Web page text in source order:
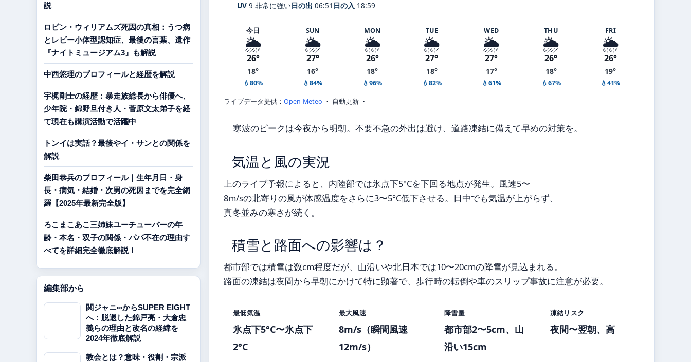
UV 9 非常に強い日の出 06:51 日の入 18:59
今日
🌦️
26°
18°
💧80%
SUN
🌦️
27°
16°
💧84%
MON
🌦️
26°
18°
💧96%
TUE
🌦️
27°
18°
💧82%
WED
🌦️
27°
17°
💧61%
THU
🌦️
26°
18°
💧67%
FRI
🌦️
26°
19°
💧41%
ライブデータ提供： Open-Meteo ・ 自動更新 ・
寒波のピークは今夜から明朝。不要不急の外出は避け、道路凍結に備えて早めの対策を。
気温と風の実況
上のライブ予報によると、内陸部では氷点下5°Cを下回る地点が発生。風速5〜
8m/sの北寄りの風が体感温度をさらに3〜5°C低下させる。日中でも気温が上がらず、
真冬並みの寒さが続く。
積雪と路面への影響は？
都市部では積雪は数cm程度だが、山沿いや北日本では10〜20cmの降雪が見込まれる。
路面の凍結は夜間から早朝にかけて特に顕著で、歩行時の転倒や車のスリップ事故に注意が必要。
最低気温
氷点下5°C〜氷点下
2°C
最大風速
8m/s（瞬間風速
12m/s）
降雪量
都市部2〜5cm、山
沿い15cm
凍結リスク
夜間〜翌朝、高
説
ロビン・ウィリアムズ死因の真相：うつ病
とレビー小体型認知症、最後の言葉、遺作
『ナイトミュージアム3』も解説
中西悠理のプロフィールと経歴を解説
宇梶剛士の経歴：暴走族総長から俳優へ、
少年院・錦野旦付き人・菅原文太弟子を経
て現在も講演活動で活躍中
トンイは実話？最後やイ・サンとの関係を
解説
柴田恭兵のプロフィール｜生年月日・身
長・病気・結婚・次男の死因までを完全網
羅【2025年最新完全版】
ろこまこあこ三姉妹ユーチューバーの年
齢・本名・双子の関係・パパ不在の理由す
べてを詳細完全徹底解説！
編集部から
関ジャニ∞からSUPER EIGHT
へ：脱退した錦戸亮・大倉忠
義らの理由と改名の経緯を
2024年徹底解説
教会とは？意味・役割・宗派